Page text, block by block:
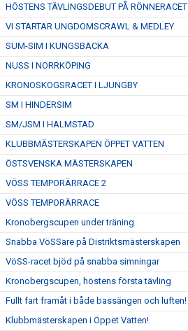
HÖSTENS TÄVLINGSDEBUT PÅ RÖNNERACET
VI STARTAR UNGDOMSCRAWL & MEDLEY
SUM-SIM I KUNGSBACKA
NUSS I NORRKÖPING
KRONOSKOGSRACET I LJUNGBY
SM I HINDERSIM
SM/JSM I HALMSTAD
KLUBBMÄSTERSKAPEN ÖPPET VATTEN
ÖSTSVENSKA MÄSTERSKAPEN
VÖSS TEMPORÄRRACE 2
VÖSS TEMPORÄRRACE
Kronobergscupen under träning
Snabba VöSSare på Distriktsmästerskapen
VöSS-racet bjöd på snabba simningar
Kronobergscupen, höstens första tävling
Fullt fart framåt i både bassängen och luften!
Klubbmästerskapen i Öppet Vatten!